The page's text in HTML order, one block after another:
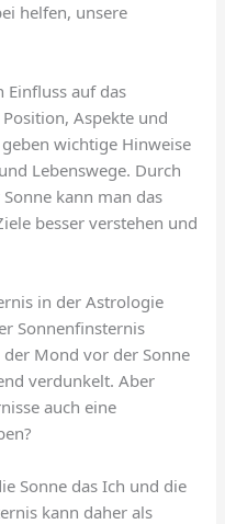
helfen, unsere
Einfluss auf das
Aspekte und
wichtige Hinweise
Lebenswege. Durch
kann man das
besser verstehen und
in der Astrologie
Sonnenfinsternis
Mond vor der Sonne
verdunkelt. Aber
auch eine
Sonne das Ich und die
kann daher als